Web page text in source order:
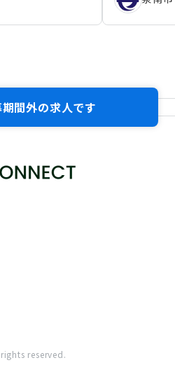
間外の求人です
reserved.